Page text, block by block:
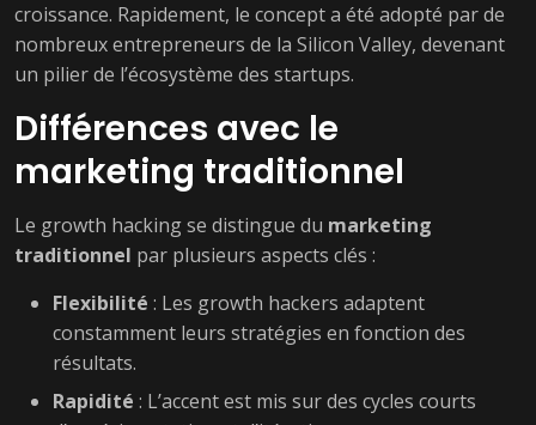
croissance. Rapidement, le concept a été adopté par de
nombreux entrepreneurs de la Silicon Valley, devenant
un pilier de l’écosystème des startups.
Différences avec le
marketing traditionnel
Le growth hacking se distingue du marketing
traditionnel par plusieurs aspects clés :
Flexibilité : Les growth hackers adaptent
constamment leurs stratégies en fonction des
résultats.
Rapidité : L’accent est mis sur des cycles courts